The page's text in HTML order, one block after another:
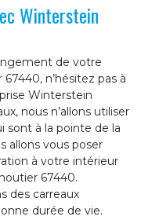
Winterstein
de votre
n’hésitez pas à
Winterstein
nous n’allons utiliser
sont à la pointe de la
allons vous poser
à votre intérieur
67440.
des carreaux
durée de vie.